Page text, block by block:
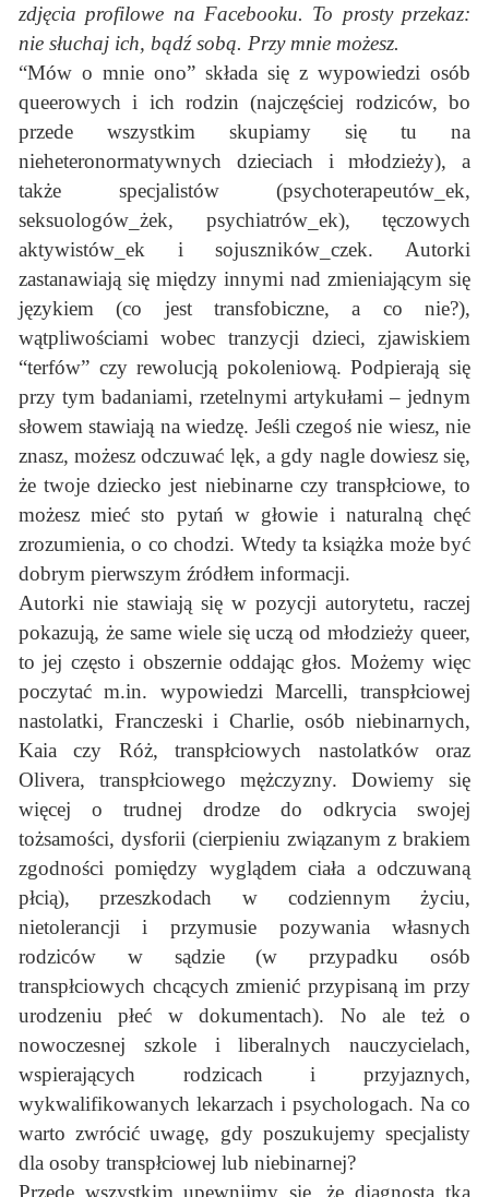
zdjęcia profilowe na Facebooku. To prosty przekaz:
nie słuchaj ich, bądź sobą. Przy mnie możesz.
“Mów o mnie ono” składa się z wypowiedzi osób
queerowych i ich rodzin (najczęściej rodziców, bo
przede wszystkim skupiamy się tu na
nieheteronormatywnych dzieciach i młodzieży), a
także specjalistów (psychoterapeutów_ek,
seksuologów_żek, psychiatrów_ek), tęczowych
aktywistów_ek i sojuszników_czek. Autorki
zastanawiają się między innymi nad zmieniającym się
językiem (co jest transfobiczne, a co nie?),
wątpliwościami wobec tranzycji dzieci, zjawiskiem
“terfów” czy rewolucją pokoleniową. Podpierają się
przy tym badaniami, rzetelnymi artykułami – jednym
słowem stawiają na wiedzę. Jeśli czegoś nie wiesz, nie
znasz, możesz odczuwać lęk, a gdy nagle dowiesz się,
że twoje dziecko jest niebinarne czy transpłciowe, to
możesz mieć sto pytań w głowie i naturalną chęć
zrozumienia, o co chodzi. Wtedy ta książka może być
dobrym pierwszym źródłem informacji.
Autorki nie stawiają się w pozycji autorytetu, raczej
pokazują, że same wiele się uczą od młodzieży queer,
to jej często i obszernie oddając głos. Możemy więc
poczytać m.in. wypowiedzi Marcelli, transpłciowej
nastolatki, Franczeski i Charlie, osób niebinarnych,
Kaia czy Róż, transpłciowych nastolatków oraz
Olivera, transpłciowego mężczyzny. Dowiemy się
więcej o trudnej drodze do odkrycia swojej
tożsamości, dysforii (cierpieniu związanym z brakiem
zgodności pomiędzy wyglądem ciała a odczuwaną
płcią), przeszkodach w codziennym życiu,
nietolerancji i przymusie pozywania własnych
rodziców w sądzie (w przypadku osób
transpłciowych chcących zmienić przypisaną im przy
urodzeniu płeć w dokumentach). No ale też o
nowoczesnej szkole i liberalnych nauczycielach,
wspierających rodzicach i przyjaznych,
wykwalifikowanych lekarzach i psychologach. Na co
warto zwrócić uwagę, gdy poszukujemy specjalisty
dla osoby transpłciowej lub niebinarnej?
Przede wszystkim upewnijmy się, że diagnosta_tka